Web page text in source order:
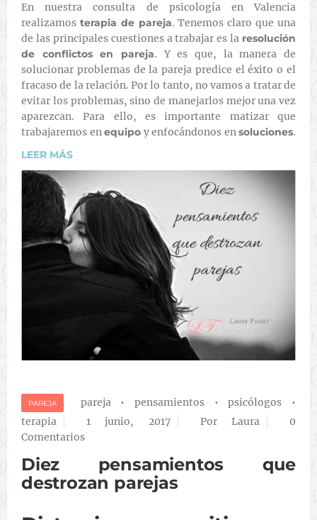
En nuestra consulta de psicología en Valencia
realizamos terapia de pareja. Tenemos claro que una
de las principales cuestiones a trabajar es la resolución
de conflictos en pareja. Y es que, la manera de
solucionar problemas de la pareja predice el éxito o el
fracaso de la relación. Por lo tanto, no vamos a tratar de
evitar los problemas, sino de manejarlos mejor una vez
aparezcan. Para ello, es importante matizar que
trabajaremos enequipo y enfocándonos ensoluciones.
LEER MÁS
PAREJA pareja•pensamientos •psicólogos •
terapia
1 junio, 2017 Por Laura
0
Comentarios
Diez pensamientos que
destrozan parejas